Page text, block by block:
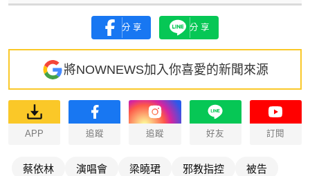
分享 分享
將NOWNEWS加入你喜愛的新聞來源
APP 追蹤 追蹤 好友 訂閱
蔡依林 演唱會 梁曉珺 邪教指控 被告